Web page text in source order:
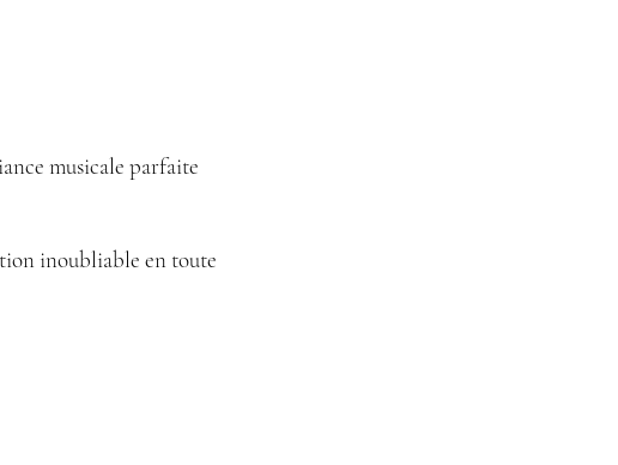
musicale parfaite
inoubliable en toute